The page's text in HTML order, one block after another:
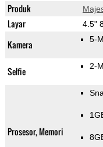
Produk
Layar 4.5"
Kamera 5-
Selfie 2-
Prosesor, Memori